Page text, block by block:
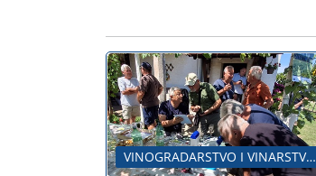
VINOGRADARSTVO I VINARSTVO